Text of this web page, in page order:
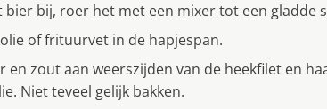
bier bij, roer het met een mixer tot een gladde
of frituurvet in de hapjespan.
en zout aan weerszijden van de heekfilet en
Niet teveel gelijk bakken.